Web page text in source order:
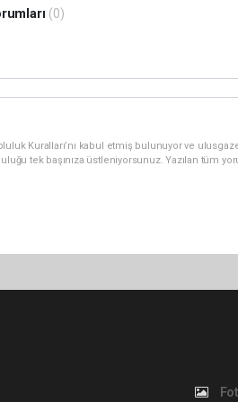
(0)
Kuralları’nı kabul etmiş bulunuyor ve
tek başınıza üstleniyorsunuz. Yazılan tüm